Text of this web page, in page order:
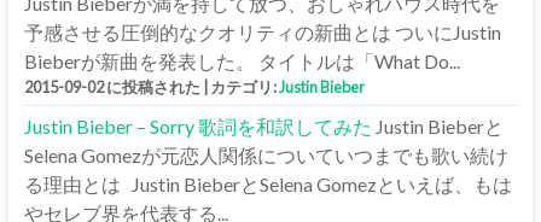
予感させる圧倒的なクオリティの新曲とは ついにJustin
Bieberが新曲を発表した。 タイトルは「What Do...
2015-09-02 に投稿された |カテゴリ:Justin Bieber
Justin Bieber – Sorry 歌詞を和訳してみた Justin Bieberと
Selena Gomezが元恋人関係についていつまでも歌い続け
る理由とは Justin BieberとSelena Gomezといえば、もは
やセレブ界を代表する...